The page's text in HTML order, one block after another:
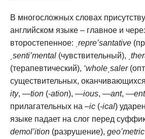
В многосложных словах
английском языке – главное и
второстепенное: ͵repre’santative
͵senti’mental (чувствительный),
(терапевтический), ‘whole͵saler
существительных,
ity, —tion (-ation), —ious, —ant, —ent
прилагательных на –ic (-ical)
языке падает на слог перед
demol’ition (разрушение), geo’metric